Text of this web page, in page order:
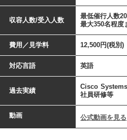
収容人数/受入人数
最低催行人数
最大350名程度
費用／見学料 12,500円(税別)
対応言語 英語
過去実績
Cisco
社員研修等
動画 公式動画を見る